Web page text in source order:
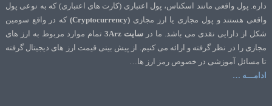
داره. پول واقعی مانند اسکناس، پول اعتباری (کارت های اعتباری) که به نوعی پول
واقعی هستند و پول مجازی یا ارز مجازی (Cryptocurrency)
که در واقع سومین
شکل از دارایی نقدی می باشد. ما در سایت 3Arz
تمام موارد مربوط به ارز های
مجازی را در نظر گرفته و ارائه می کنیم. از پیش بینی قیمت ارز های دیجیتال گرفته
تا مسائل آموزشی در خصوص رمز ارز ها…
ادامـــه …